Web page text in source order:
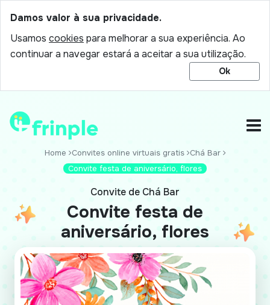
Damos valor à sua privacidade.
Usamos cookies para melhorar a sua experiência. Ao
continuar a navegar estará a aceitar a sua utilização.
Ok
Home Convites online virtuais gratis
Chá Bar
Convite festa de aniversário, flores
Convite de Chá Bar
Convite festa de
aniversário, flores